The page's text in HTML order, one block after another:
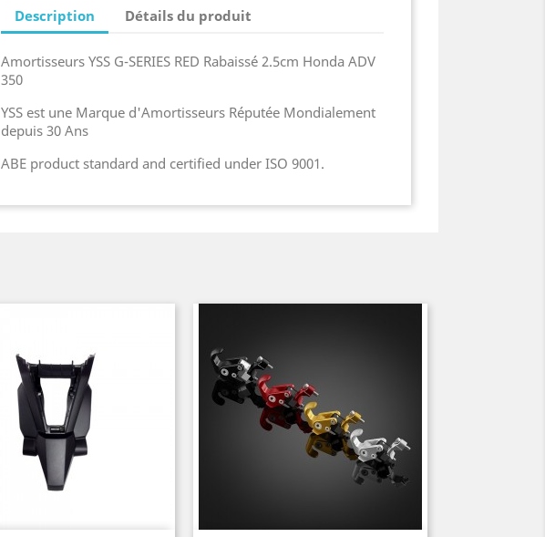
Description Détails du produit
Amortisseurs YSS G-SERIES RED Rabaissé 2.5cm Honda ADV
350
YSS est une Marque d'Amortisseurs Réputée Mondialement
depuis 30 Ans
ABE product standard and certified under ISO 9001.